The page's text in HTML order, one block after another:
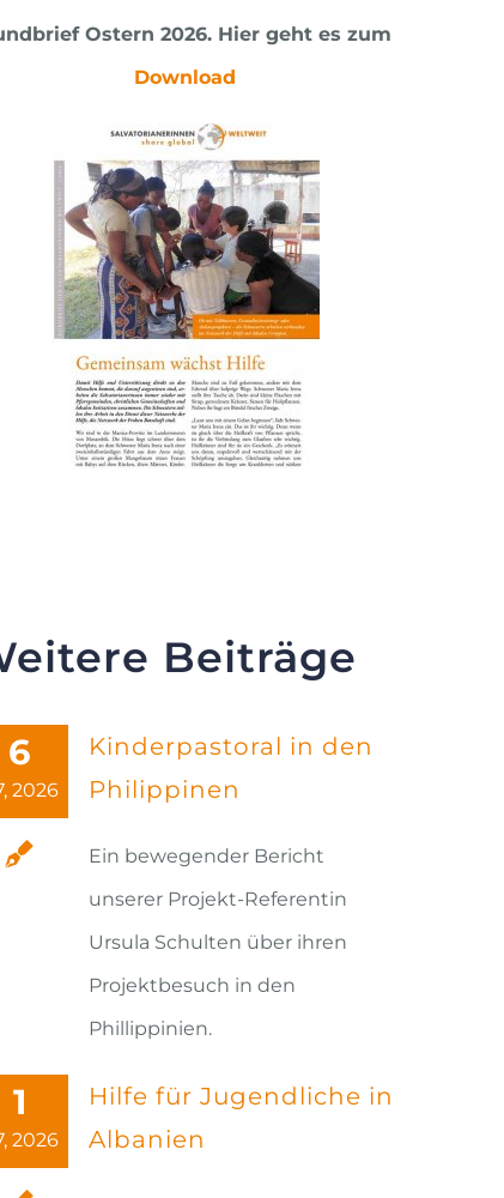
Ostern 2026. Hier geht es zum
Download
Beiträge
6
2026
Kinderpastoral in den
Philippinen
Ein bewegender Bericht
unserer Projekt-Referentin
Ursula Schulten über ihren
Projektbesuch in den
Phillippinien.
1
2026
Hilfe für Jugendliche in
Albanien